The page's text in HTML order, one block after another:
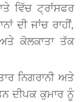
ਵਿੱਚ ਟ੍ਰਾਂਸਫਰ
ਦੀ ਜਾਂਚ ਰਾਹੀਂ,
ਕੋਲਕਾਤਾ ਤੱਕ
ਨਿਗਰਾਨੀ ਅਤੇ
ਦੀਪਕ ਕੁਮਾਰ ਨੂੰ